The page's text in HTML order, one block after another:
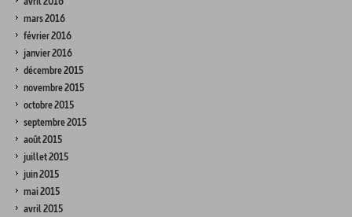
mars 2016
février 2016
janvier 2016
décembre 2015
novembre 2015
octobre 2015
septembre 2015
août 2015
juillet 2015
juin 2015
mai 2015
avril 2015